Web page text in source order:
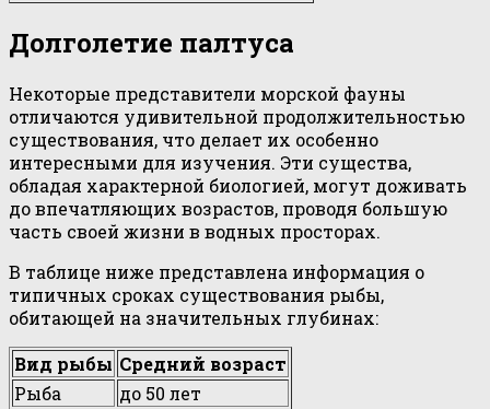
Долголетие палтуса
Некоторые представители морской фауны
отличаются удивительной продолжительностью
существования, что делает их особенно
интересными для изучения. Эти существа,
обладая характерной биологией, могут доживать
до впечатляющих возрастов, проводя большую
часть своей жизни в водных просторах.
В таблице ниже представлена информация о
типичных сроках существования рыбы,
обитающей на значительных глубинах:
Вид рыбы Средний возраст
Рыба
до 50 лет